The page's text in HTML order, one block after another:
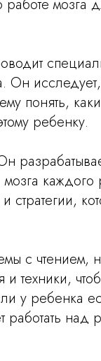
мозга
Он
понять,
ребенку.
с чтением,
техники,
у ребенка
над